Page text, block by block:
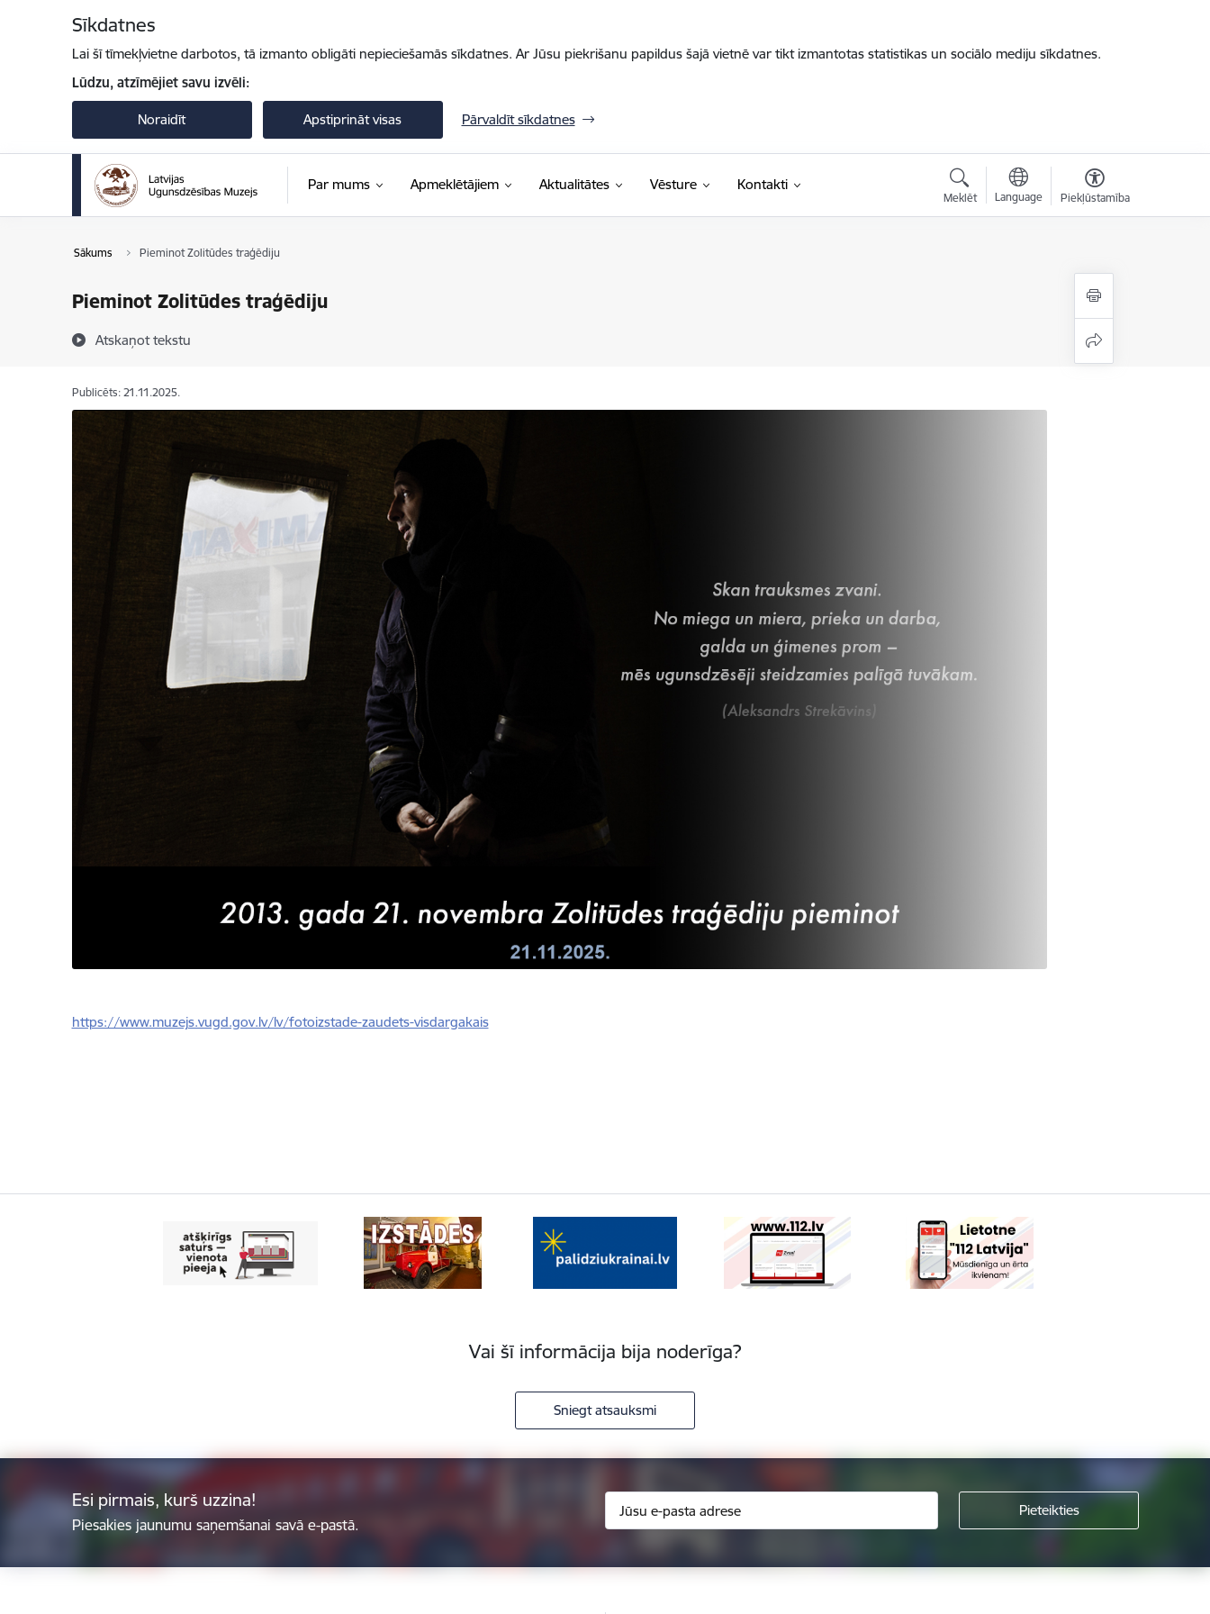
Sīkdatnes
Lai šī tīmekļvietne darbotos, tā izmanto obligāti nepieciešamās sīkdatnes. Ar Jūsu piekrišanu papildus šajā vietnē var tikt izmantotas statistikas un sociālo mediju sīkdatnes.
Lūdzu, atzīmējiet savu izvēli:
Noraidīt Apstiprināt visas Pārvaldīt sīkdatnes
Par mums Apmeklētājiem Aktualitātes Vēsture Kontakti
Meklēt Language Piekļūstamība
Sākums Pieminot Zolitūdes traģēdiju
Pieminot Zolitūdes traģēdiju
Atskaņot tekstu
Publicēts: 21.11.2025.
https://www.muzejs.vugd.gov.lv/lv/fotoizstade-zaudets-visdargakais
Vai šī informācija bija noderīga?
Sniegt atsauksmi
Esi pirmais, kurš uzzina!
Piesakies jaunumu saņemšanai savā e-pastā.